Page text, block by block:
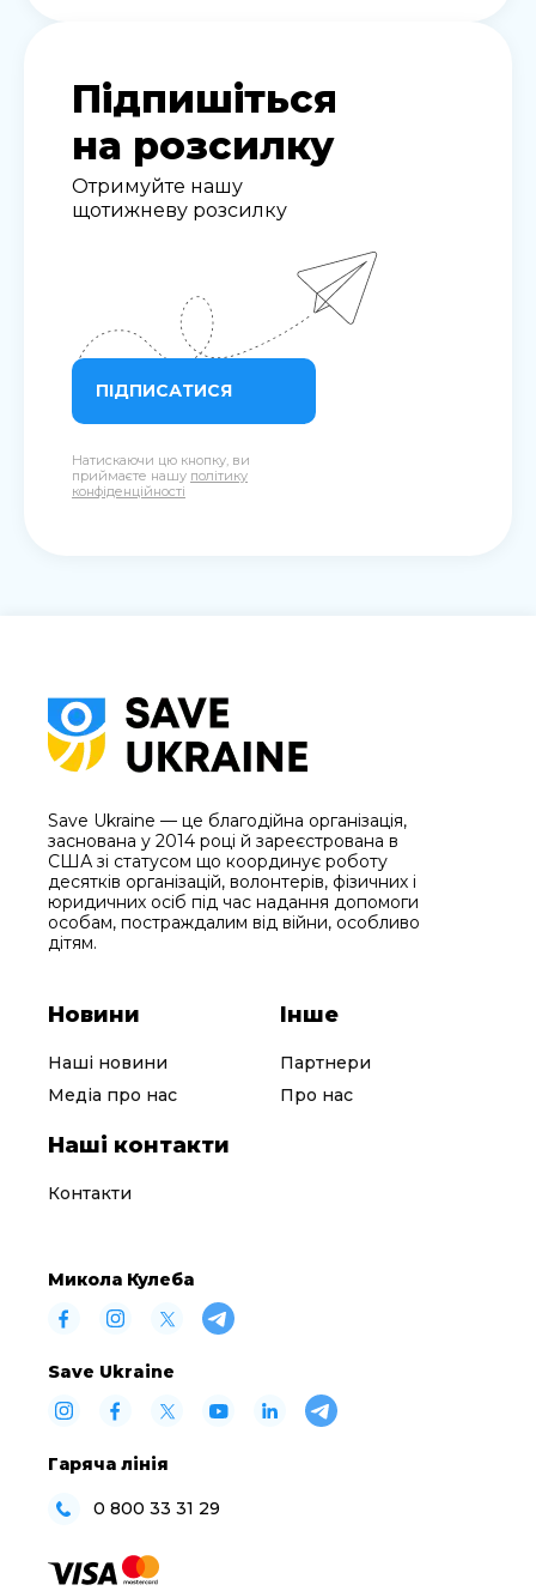
Підпишіться
на розсилку
Отримуйте нашу
щотижневу розсилку
ПІДПИСАТИСЯ
Натискаючи цю кнопку, ви
приймаєте нашу політику
конфіденційності
Save Ukraine — це благодійна організація,
заснована у 2014 році й зареєстрована в
США зі статусом що координує роботу
десятків організацій, волонтерів, фізичних і
юридичних осіб під час надання допомоги
особам, постраждалим від війни, особливо
дітям.
Новини
Наші новини
Медіа про нас
Інше
Партнери
Про нас
Наші контакти
Контакти
Микола Кулеба
Save Ukraine
Гаряча лінія
0 800 33 31 29